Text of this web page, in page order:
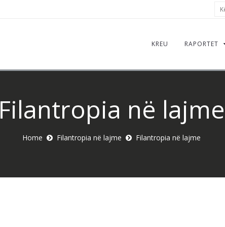
KREU RAPORTET
Filantropia në lajme
Home Filantropia në lajme Filantropia në lajme